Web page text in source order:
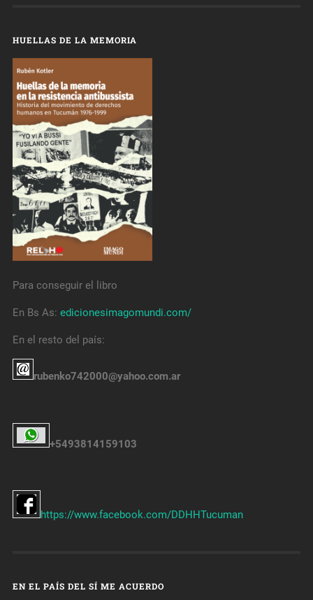
HUELLAS DE LA MEMORIA
Para conseguir el libro
En Bs As: edicionesimagomundi.com/
En el resto del país:
rubenko742000@yahoo.com.ar
+5493814159103
https://www.facebook.com/DDHHTucuman
EN EL PAÍS DEL SÍ ME ACUERDO